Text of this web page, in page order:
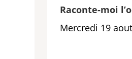
Raconte-moi
Mercredi 19